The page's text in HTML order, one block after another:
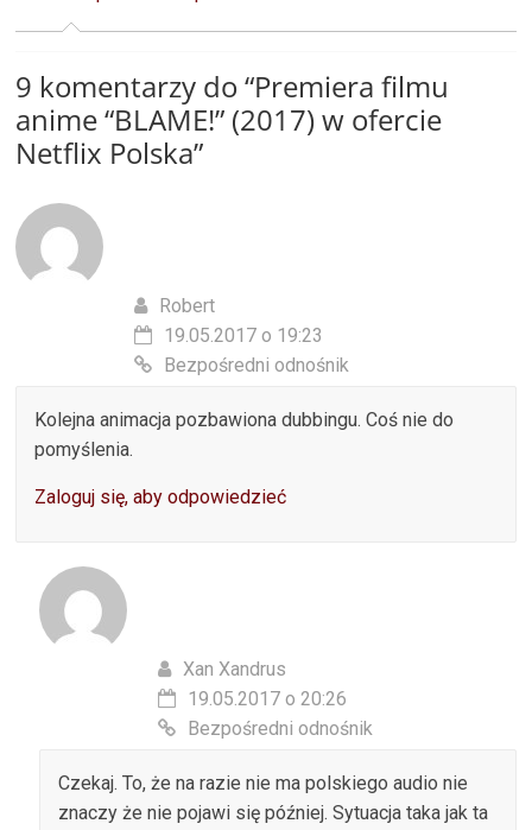
9 komentarzy do “Premiera filmu
anime “BLAME!” (2017) w ofercie
Netflix Polska”
Robert
19.05.2017 o 19:23
Bezpośredni odnośnik
Kolejna animacja pozbawiona dubbingu. Coś nie do
pomyślenia.
Zaloguj się, aby odpowiedzieć
Xan Xandrus
19.05.2017 o 20:26
Bezpośredni odnośnik
Czekaj. To, że na razie nie ma polskiego audio nie
znaczy że nie pojawi się później. Sytuacja taka jak ta